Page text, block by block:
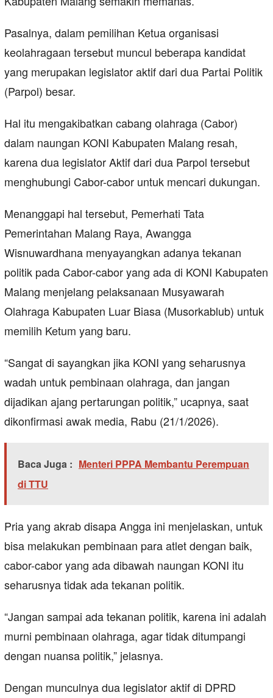
Pasalnya, dalam pemilihan Ketua organisasi
keolahragaan tersebut muncul beberapa kandidat
yang merupakan legislator aktif dari dua Partai Politik
(Parpol) besar.
Hal itu mengakibatkan cabang olahraga (Cabor)
dalam naungan KONI Kabupaten Malang resah,
karena dua legislator Aktif dari dua Parpol tersebut
menghubungi Cabor-cabor untuk mencari dukungan.
Menanggapi hal tersebut, Pemerhati Tata
Pemerintahan Malang Raya, Awangga
Wisnuwardhana menyayangkan adanya tekanan
politik pada Cabor-cabor yang ada di KONI Kabupaten
Malang menjelang pelaksanaan Musyawarah
Olahraga Kabupaten Luar Biasa (Musorkablub) untuk
memilih Ketum yang baru.
“Sangat di sayangkan jika KONI yang seharusnya
wadah untuk pembinaan olahraga, dan jangan
dijadikan ajang pertarungan politik,” ucapnya, saat
dikonfirmasi awak media, Rabu (21/1/2026).
Baca Juga : Menteri PPPA Membantu Perempuan
di TTU
Pria yang akrab disapa Angga ini menjelaskan, untuk
bisa melakukan pembinaan para atlet dengan baik,
cabor-cabor yang ada dibawah naungan KONI itu
seharusnya tidak ada tekanan politik.
“Jangan sampai ada tekanan politik, karena ini adalah
murni pembinaan olahraga, agar tidak ditumpangi
dengan nuansa politik,” jelasnya.
Dengan munculnya dua legislator aktif di DPRD